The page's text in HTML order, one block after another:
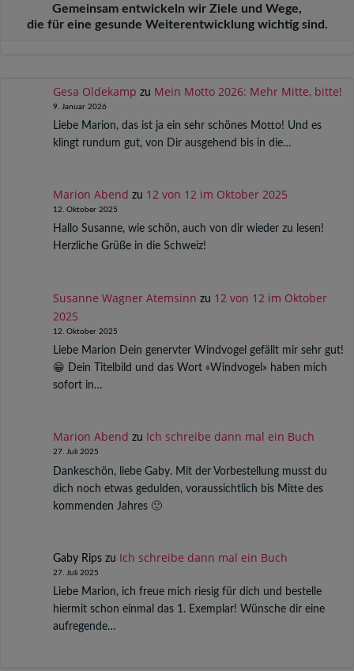
Gemeinsam entwickeln wir Ziele und Wege,
die für eine gesunde Weiterentwicklung wichtig sind.
Gesa Oldekamp zu Mein Motto 2026: Mehr Mitte, bitte!
9. Januar 2026
Liebe Marion, das ist ja ein sehr schönes Motto! Und es
klingt rundum gut, von Dir ausgehend bis in die…
Marion Abend zu 12 von 12 im Oktober 2025
12. Oktober 2025
Hallo Susanne, wie schön, auch von dir wieder zu lesen!
Herzliche Grüße in die Schweiz!
Susanne Wagner Atemsinn zu 12 von 12 im Oktober
2025
12. Oktober 2025
Liebe Marion Dein genervter Windvogel gefällt mir sehr gut!
😁 Dein Titelbild und das Wort «Windvogel» haben mich
sofort in…
Marion Abend zu Ich schreibe dann mal ein Buch
27. Juli 2025
Dankeschön, liebe Gaby. Mit der Vorbestellung musst du
dich noch etwas gedulden, voraussichtlich bis Mitte des
kommenden Jahres 🙂
Gaby Ripszu Ich schreibe dann mal ein Buch
27. Juli 2025
Liebe Marion, ich freue mich riesig für dich und bestelle
hiermit schon einmal das 1. Exemplar! Wünsche dir eine
aufregende…